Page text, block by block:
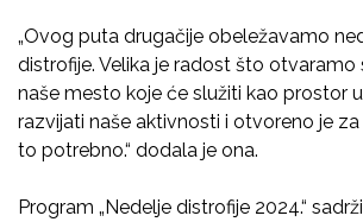
„Ovog puta drugačije obeležavamo
distrofije. Velika je radost što otvaramo
naše mesto koje će služiti kao prostor
razvijati naše aktivnosti i otvoreno je
to potrebno.“ dodala je ona.
Program „Nedelje distrofije 2024.“